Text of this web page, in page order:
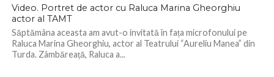
Video. Portret de actor cu Raluca Marina Gheorghiu
actor al TAMT
Săptămâna aceasta am avut-o invitată în fața microfonului pe
Raluca Marina Gheorghiu, actor al Teatrului “Aureliu Manea” din
Turda. Zâmbăreață, Raluca a...